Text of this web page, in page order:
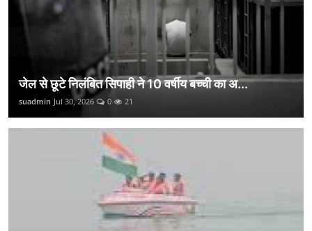
जेल से छूटे निलंबित सिपाही ने 10 वर्षीय बच्ची का अ...
suadmin Jul 30, 2026 0 21